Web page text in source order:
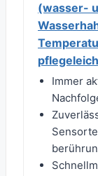
(wasser-
Immer